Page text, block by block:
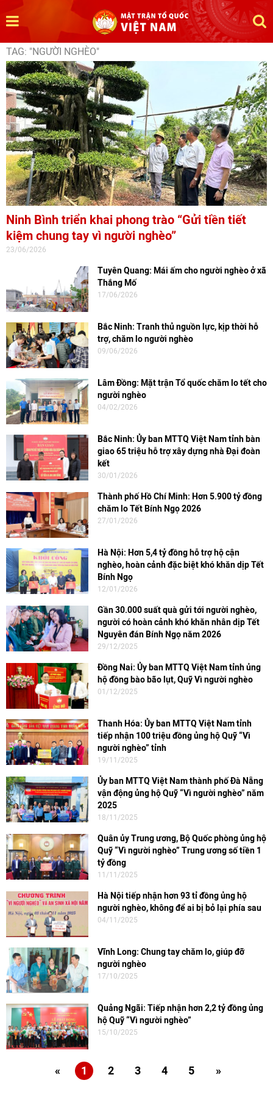
TAG: "NGƯỜI NGHÈO"
Ninh Bình triển khai phong trào “Gửi tiền tiết
kiệm chung tay vì người nghèo”
23/06/2026
Tuyên Quang: Mái ấm cho người nghèo ở xã
Thắng Mố
17/06/2026
Bắc Ninh: Tranh thủ nguồn lực, kịp thời hỗ
trợ, chăm lo người nghèo
09/06/2026
Lâm Đồng: Mặt trận Tổ quốc chăm lo tết cho
người nghèo
04/02/2026
Bắc Ninh: Ủy ban MTTQ Việt Nam tỉnh bàn
giao 65 triệu hỗ trợ xây dựng nhà Đại đoàn
kết
30/01/2026
Thành phố Hồ Chí Minh: Hơn 5.900 tỷ đồng
chăm lo Tết Bính Ngọ 2026
27/01/2026
Hà Nội: Hơn 5,4 tỷ đồng hỗ trợ hộ cận
nghèo, hoàn cảnh đặc biệt khó khăn dịp Tết
Bính Ngọ
12/01/2026
Gần 30.000 suất quà gửi tới người nghèo,
người có hoàn cảnh khó khăn nhân dịp Tết
Nguyên đán Bính Ngọ năm 2026
29/12/2025
Đồng Nai: Ủy ban MTTQ Việt Nam tỉnh ủng
hộ đồng bào bão lụt, Quỹ Vì người nghèo
01/12/2025
Thanh Hóa: Ủy ban MTTQ Việt Nam tỉnh
tiếp nhận 100 triệu đồng ủng hộ Quỹ “Vì
người nghèo” tỉnh
19/11/2025
Ủy ban MTTQ Việt Nam thành phố Đà Nẵng
vận động ủng hộ Quỹ “Vì người nghèo” năm
2025
18/11/2025
Quân ủy Trung ương, Bộ Quốc phòng ủng hộ
Quỹ “Vì người nghèo” Trung ương số tiền 1
tỷ đồng
11/11/2025
Hà Nội tiếp nhận hơn 93 tỉ đồng ủng hộ
người nghèo, không để ai bị bỏ lại phía sau
04/11/2025
Vĩnh Long: Chung tay chăm lo, giúp đỡ
người nghèo
17/10/2025
Quảng Ngãi: Tiếp nhận hơn 2,2 tỷ đồng ủng
hộ Quỹ “Vì người nghèo”
15/10/2025
« 1 2 3 4 5 »